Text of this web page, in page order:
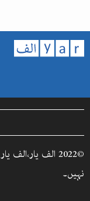
©2022 الف
نہیں۔